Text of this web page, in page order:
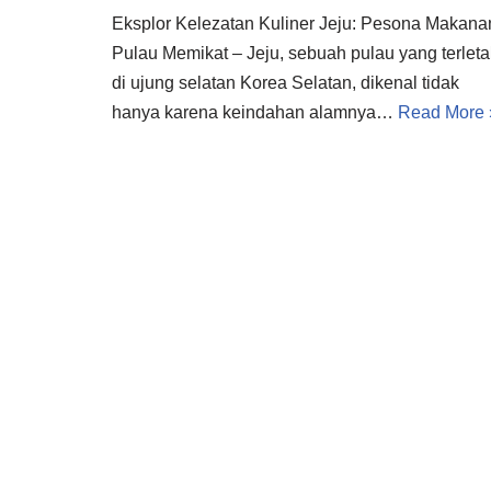
Eksplor Kelezatan Kuliner Jeju: Pesona
Pulau Memikat – Jeju, sebuah pulau yang
di ujung selatan Korea Selatan, dikenal tidak
hanya karena keindahan alamnya… Read More